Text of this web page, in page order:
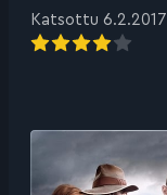
Katsottu 6.2.2017